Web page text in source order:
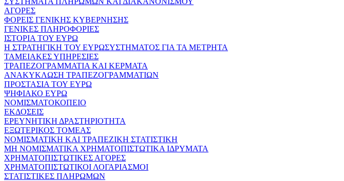
ΑΓΟΡΕΣ
ΦΟΡΕΙΣ ΓΕΝΙΚΗΣ ΚΥΒΕΡΝΗΣΗΣ
ΓΕΝΙΚΕΣ ΠΛΗΡΟΦΟΡΙΕΣ
ΙΣΤΟΡΙΑ ΤΟΥ ΕΥΡΩ
Η ΣΤΡΑΤΗΓΙΚΗ ΤΟΥ ΕΥΡΩΣΥΣΤΗΜΑΤΟΣ ΓΙΑ ΤΑ ΜΕΤΡΗΤΑ
ΤΑΜΕΙΑΚΕΣ ΥΠΗΡΕΣΙΕΣ
ΤΡΑΠΕΖΟΓΡΑΜΜΑΤΙΑ ΚΑΙ ΚΕΡΜΑΤΑ
ΑΝΑΚΥΚΛΩΣΗ ΤΡΑΠΕΖΟΓΡΑΜΜΑΤΙΩΝ
ΠΡΟΣΤΑΣΙΑ ΤΟΥ ΕΥΡΩ
ΨΗΦΙΑΚΟ ΕΥΡΩ
ΝΟΜΙΣΜΑΤΟΚΟΠΕΙΟ
ΕΚΔΟΣΕΙΣ
ΕΡΕΥΝΗΤΙΚΗ ΔΡΑΣΤΗΡΙΟΤΗΤΑ
ΕΞΩΤΕΡΙΚΟΣ ΤΟΜΕΑΣ
ΝΟΜΙΣΜΑΤΙΚΗ ΚΑΙ ΤΡΑΠΕΖΙΚΗ ΣΤΑΤΙΣΤΙΚΗ
ΜΗ ΝΟΜΙΣΜΑΤΙΚΑ ΧΡΗΜΑΤΟΠΙΣΤΩΤΙΚΑ ΙΔΡΥΜΑΤΑ
ΧΡΗΜΑΤΟΠΙΣΤΩΤΙΚΕΣ ΑΓΟΡΕΣ
ΧΡΗΜΑΤΟΠΙΣΤΩΤΙΚΟΙ ΛΟΓΑΡΙΑΣΜΟΙ
ΣΤΑΤΙΣΤΙΚΕΣ ΠΛΗΡΩΜΩΝ